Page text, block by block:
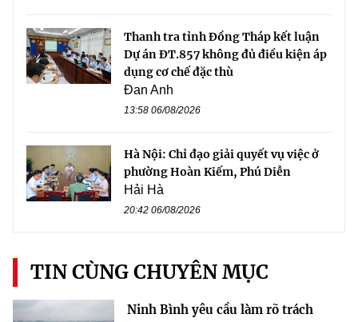
Thanh tra tỉnh Đồng Tháp kết luận
Dự án ĐT.857 không đủ điều kiện áp
dụng cơ chế đặc thù
Đan Anh
13:58 06/08/2026
Hà Nội: Chỉ đạo giải quyết vụ việc ở
phường Hoàn Kiếm, Phú Diễn
Hải Hà
20:42 06/08/2026
TIN CÙNG CHUYÊN MỤC
Ninh Bình yêu cầu làm rõ trách